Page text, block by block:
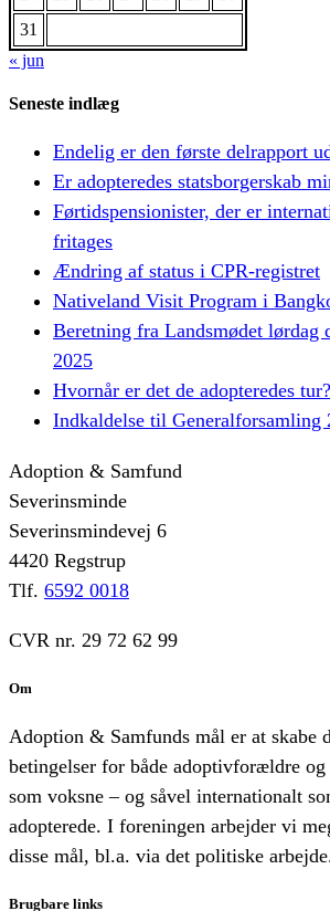
31
« jun
Seneste indlæg
Endelig er den første delrapport
Er adopteredes statsborgerskab
Førtidspensionister, der er
fritages
Ændring af status i CPR-registret
Nativeland Visit Program i
Beretning fra Landsmødet lørdag
2025
Hvornår er det de adopteredes tur?
Indkaldelse til Generalforsamling
Adoption & Samfund
Severinsminde
Severinsmindevej 6
4420 Regstrup
Tlf. 6592 0018
CVR nr. 29 72 62 99
Om
Adoption & Samfunds mål er at skabe
betingelser for både adoptivforældre og
som voksne – og såvel internationalt
adopterede. I foreningen arbejder vi
disse mål, bl.a. via det politiske
Brugbare links